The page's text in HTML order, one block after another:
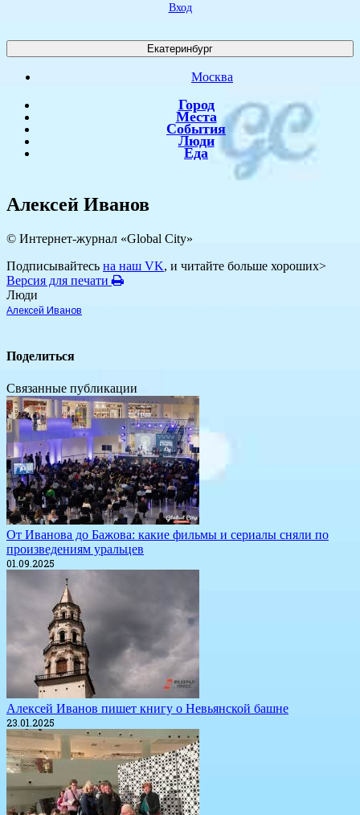
Вход
Екатеринбург
Москва
Город
Места
События
Люди
Еда
Алексей Иванов
© Интернет-журнал «Global City»
Подписывайтесь на наш VK, и читайте больше хороших>
Версия для печати
Люди
Алексей Иванов
Поделиться
Связанные публикации
​От Иванова до Бажова: какие фильмы и сериалы сняли по
произведениям уральцев
01.09.2025
​Алексей Иванов пишет книгу о Невьянской башне
23.01.2025